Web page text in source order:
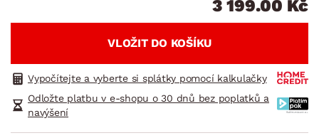
3 199.00 Kč
VLOŽIT DO KOŠÍKU
Vypočítejte a vyberte si splátky pomocí kalkulačky
Odložte platbu v e-shopu o 30 dnů bez poplatků a
navýšení